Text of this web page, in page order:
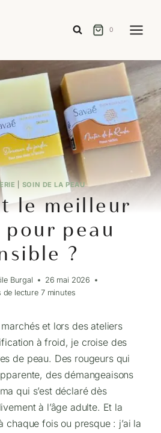
0
SOIN DE LA PEAU
le meilleur
pour peau
?
Burgal
26 mai 2026
de lecture 7 minutes
et lors des ateliers
à froid, je croise des
de peau. Des rougeurs qui
des démangeaisons
qui s’est déclaré dès
à l’âge adulte. Et la
chaque fois ou presque : j’ai la